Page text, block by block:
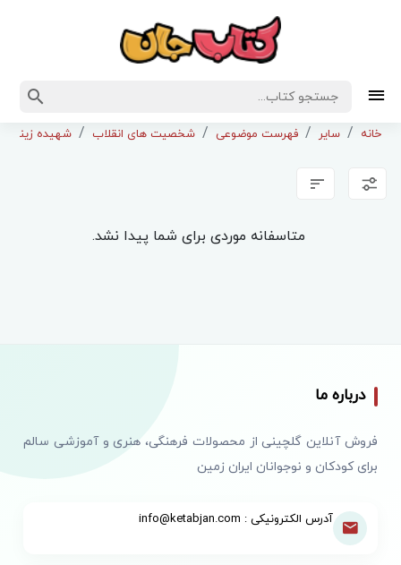
خانه سایر فهرست موضوعی شخصیت های انقلاب شهیده زینب
متاسفانه موردی برای شما پیدا نشد.
درباره ما
فروش آنلاین گلچینی از محصولات فرهنگی، هنری و آموزشی سالم
برای کودکان و نوجوانان ایران زمین
آدرس الکترونیکی : info@ketabjan.com